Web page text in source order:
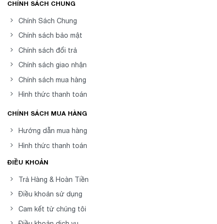
CHÍNH SÁCH CHUNG
Chính Sách Chung
Chính sách bảo mật
Chính sách đổi trả
Chính sách giao nhận
Chính sách mua hàng
Hình thức thanh toán
CHÍNH SÁCH MUA HÀNG
Hướng dẫn mua hàng
Hình thức thanh toán
ĐIỀU KHOẢN
Trả Hàng & Hoàn Tiền
Điều khoản sử dụng
Cam kết từ chúng tôi